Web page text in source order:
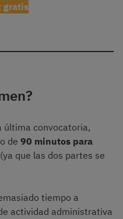
gratis
última convocatoria,
de 90 minutos para
(ya que las dos partes se
tiempo a
actividad administrativa